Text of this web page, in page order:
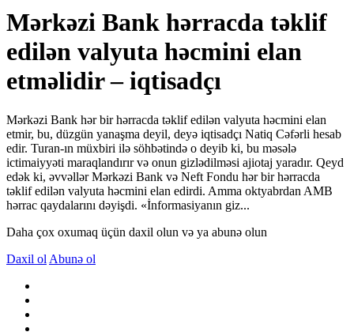
Mərkəzi Bank hərracda təklif
edilən valyuta həcmini elan
etməlidir – iqtisadçı
Mərkəzi Bank hər bir hərracda təklif edilən valyuta həcmini elan
etmir, bu, düzgün yanaşma deyil, deyə iqtisadçı Natiq Cəfərli hesab
edir. Turan-ın müxbiri ilə söhbətində o deyib ki, bu məsələ
ictimaiyyəti maraqlandırır və onun gizlədilməsi ajiotaj yaradır. Qeyd
edək ki, əvvəllər Mərkəzi Bank və Neft Fondu hər bir hərracda
təklif edilən valyuta həcmini elan edirdi. Amma oktyabrdan AMB
hərrac qaydalarını dəyişdi. «İnformasiyanın giz...
Daha çox oxumaq üçün daxil olun və ya abunə olun
Daxil ol Abunə ol